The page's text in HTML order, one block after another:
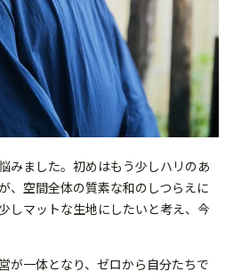
みました。初めはもう少しハリのあ
、空間全体の質素な和のしつらえに
しマットな生地にしたいと考え、今
が一体となり、ゼロから自分たちで